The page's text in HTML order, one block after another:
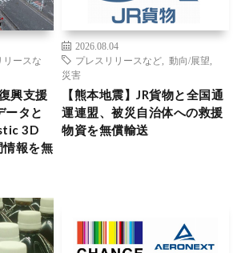
リースな
興支援
ータと
3D
報を無
2026.08.04
プレスリリースなど
動向/展望
災害
【熊本地震】JR貨物と全国通
運連盟、被災自治体への救援
物資を無償輸送